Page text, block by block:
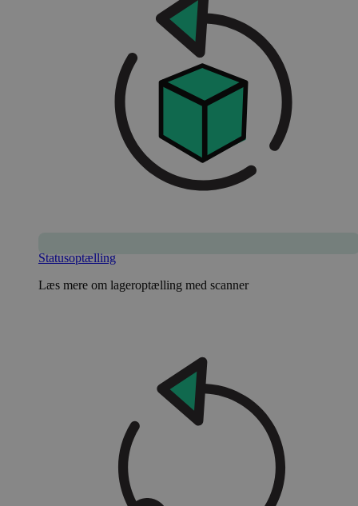
Statusoptælling
Læs mere om lageroptælling med scanner